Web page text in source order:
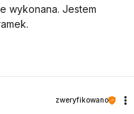
wykonana. Jestem
zweryfikowano